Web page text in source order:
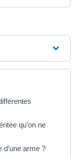
qu’on ne
arme ?